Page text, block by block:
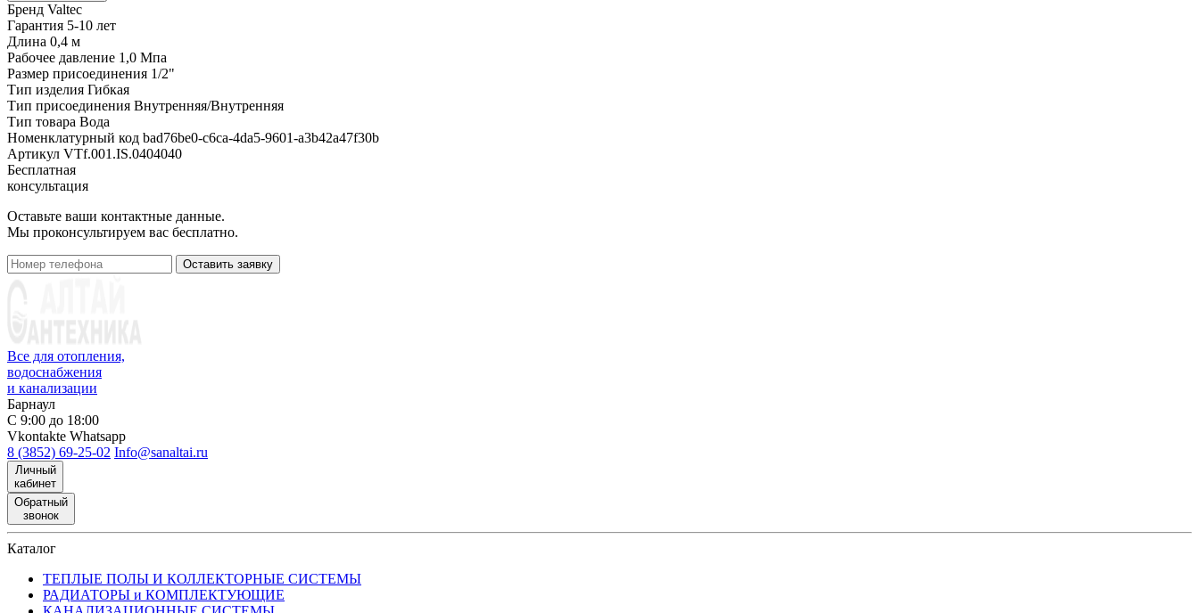
Бренд Valtec
Гарантия 5-10 лет
Длина 0,4 м
Рабочее давление 1,0 Мпа
Размер присоединения 1/2"
Тип изделия Гибкая
Тип присоединения Внутренняя/Внутренняя
Тип товара Вода
Номенклатурный код bad76be0-c6ca-4da5-9601-a3b42a47f30b
Артикул VTf.001.IS.0404040
Бесплатная
консультация
Оставьте ваши контактные данные.
Мы проконсультируем вас бесплатно.
Оставить заявку
Все для отопления,
водоснабжения
и канализации
Барнаул
С 9:00 до 18:00
Vkontakte Whatsapp
8 (3852) 69-25-02 Info@sanaltai.ru
Личный
кабинет
Обратный
звонок
Каталог
ТЕПЛЫЕ ПОЛЫ И КОЛЛЕКТОРНЫЕ СИСТЕМЫ
РАДИАТОРЫ и КОМПЛЕКТУЮЩИЕ